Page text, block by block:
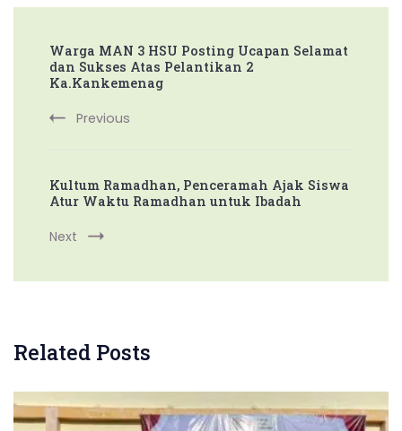
Navigation
Warga MAN 3 HSU Posting Ucapan Selamat
dan Sukses Atas Pelantikan 2
Ka.Kankemenag
Previous
Kultum Ramadhan, Penceramah Ajak Siswa
Atur Waktu Ramadhan untuk Ibadah
Next
Related Posts